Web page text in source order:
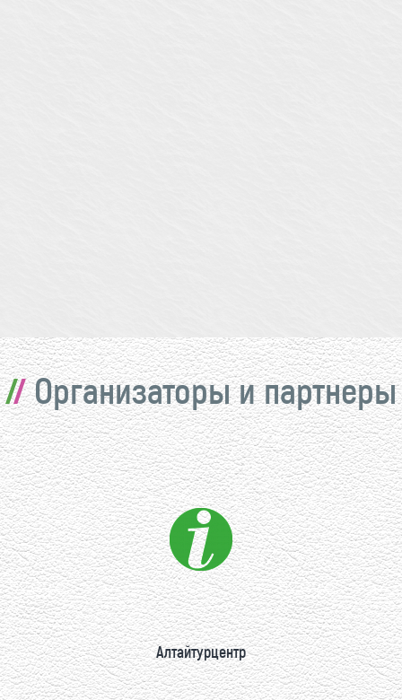
Организаторы и партнеры
Алтайтурцентр